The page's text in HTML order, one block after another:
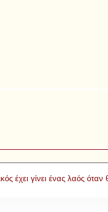
έχει γίνει ένας λαός